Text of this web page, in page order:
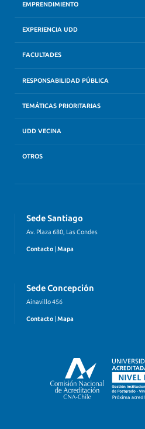
EMPRENDIMIENTO
EXPERIENCIA UDD
FACULTADES
RESPONSABILIDAD PÚBLICA
TEMÁTICAS PRIORITARIAS
UDD VECINA
OTROS
Sede Santiago
Av. Plaza 680, Las Condes
Contacto Mapa
Sede Concepción
Ainavillo 456
Contacto | Mapa